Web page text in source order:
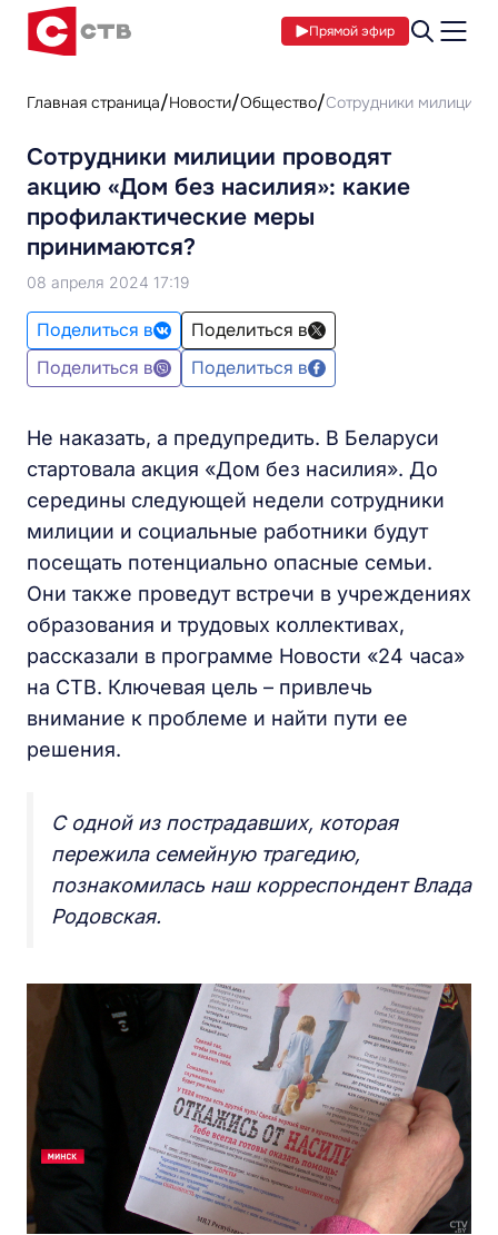
Прямой эфир
Главная страница Новости Общество Сотрудники милиции
Сотрудники милиции проводят
акцию «Дом без насилия»: какие
профилактические меры
принимаются?
08 апреля 2024 17:19
Поделиться в
Поделиться в
Поделиться в
Поделиться в
Не наказать, а предупредить. В Беларуси
стартовала акция «Дом без насилия». До
середины следующей недели сотрудники
милиции и социальные работники будут
посещать потенциально опасные семьи.
Они также проведут встречи в учреждениях
образования и трудовых коллективах,
рассказали в программе Новости «24 часа»
на СТВ. Ключевая цель – привлечь
внимание к проблеме и найти пути ее
решения.
С одной из пострадавших, которая
пережила семейную трагедию,
познакомилась наш корреспондент Влада
Родовская.